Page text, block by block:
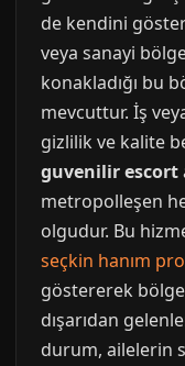
de kendini
veya sanayi
konakladığı bu
mevcuttur. İş
gizlilik ve kalite
guvenilir escort
metropolleşen
olgudur. Bu
seçkin hanım
göstererek
dışarıdan
durum, ailelerin